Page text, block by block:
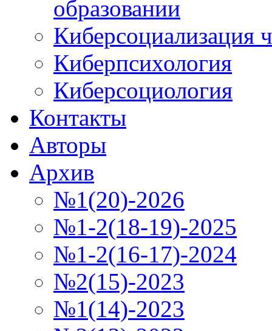
образовании
Киберсоциализация
Киберпсихология
Киберсоциология
Контакты
Авторы
Архив
№1(20)-2026
№1-2(18-19)-2025
№1-2(16-17)-2024
№2(15)-2023
№1(14)-2023